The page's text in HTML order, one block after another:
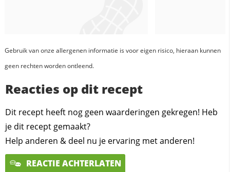
Gebruik van onze allergenen informatie is voor eigen risico, hieraan kunnen
geen rechten worden ontleend.
Reacties op dit recept
Dit recept heeft nog geen waarderingen gekregen! Heb
je dit recept gemaakt?
Help anderen & deel nu je ervaring met anderen!
REACTIE ACHTERLATEN